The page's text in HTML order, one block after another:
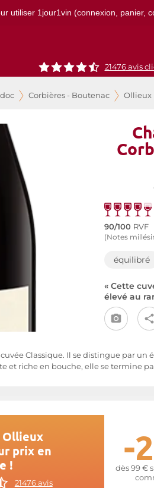
utiliser 1jour1vin (connexion, panier,
21476avis
Corbières - Boutenac Ollieux
90/100 RVF
(Notes
équilibré
« Cette
élevé au
Classique. Il se distingue par
et riche en bouche, elle se termine
Ollieux
prix en
!
21476 avis
-
dès 99 €